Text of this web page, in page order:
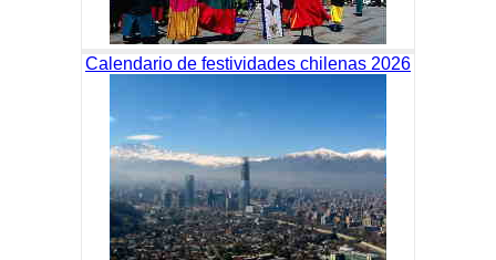
Calendario de festividades chilenas 2026